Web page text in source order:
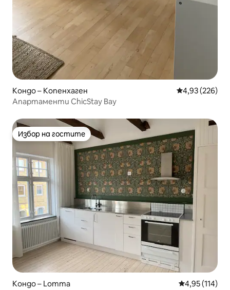
Кондо – Копенхаген Средна
4,93 (226)
Апартаменти ChicStay Bay
Избор на гостите
Избор на гостите
Кондо – Lomma Средна
4,95 (114)